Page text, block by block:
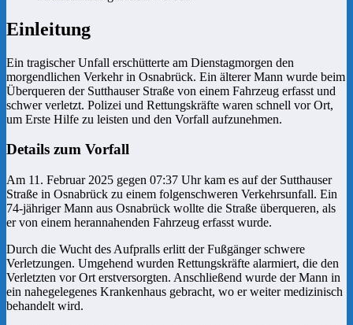
Einleitung
Ein tragischer Unfall erschütterte am Dienstagmorgen den
morgendlichen Verkehr in Osnabrück. Ein älterer Mann wurde beim
Überqueren der Sutthauser Straße von einem Fahrzeug erfasst und
schwer verletzt. Polizei und Rettungskräfte waren schnell vor Ort,
um Erste Hilfe zu leisten und den Vorfall aufzunehmen.
Details zum Vorfall
Am 11. Februar 2025 gegen 07:37 Uhr kam es auf der Sutthauser
Straße in Osnabrück zu einem folgenschweren Verkehrsunfall. Ein
74-jähriger Mann aus Osnabrück wollte die Straße überqueren, als
er von einem herannahenden Fahrzeug erfasst wurde.
Durch die Wucht des Aufpralls erlitt der Fußgänger schwere
Verletzungen. Umgehend wurden Rettungskräfte alarmiert, die den
Verletzten vor Ort erstversorgten. Anschließend wurde der Mann in
ein nahegelegenes Krankenhaus gebracht, wo er weiter medizinisch
behandelt wird.